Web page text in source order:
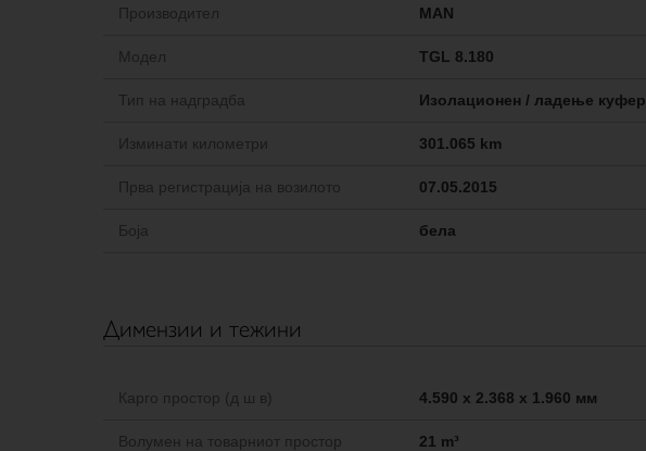
Производител MAN
Модел TGL 8.180
Тип на надградба Изолационен / ладење куфер
Изминати километри 301.065 km
Прва регистрација на возилото 07.05.2015
Боја бела
Димензии и тежини
Карго простор (д ш в) 4.590 x 2.368 x 1.960 мм
Волумен на товарниот простор 21 m³